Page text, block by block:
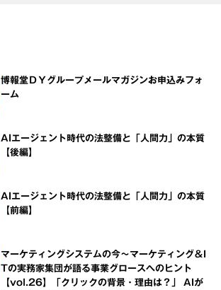
博報堂ＤＹグループメールマガジンお申込みフォ
ーム
AIエージェント時代の法整備と「人間力」の本質
【後編】
AIエージェント時代の法整備と「人間力」の本質
【前編】
マーケティングシステムの今～マーケティング＆I
Tの実務家集団が語る事業グロースへのヒント
【vol.26】「クリックの背景・理由は？」 AIが